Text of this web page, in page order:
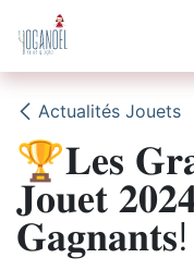
Se rendre au contenu
Actualités Jouets
🏆𝐋𝐞𝐬
𝐉𝐨𝐮𝐞𝐭